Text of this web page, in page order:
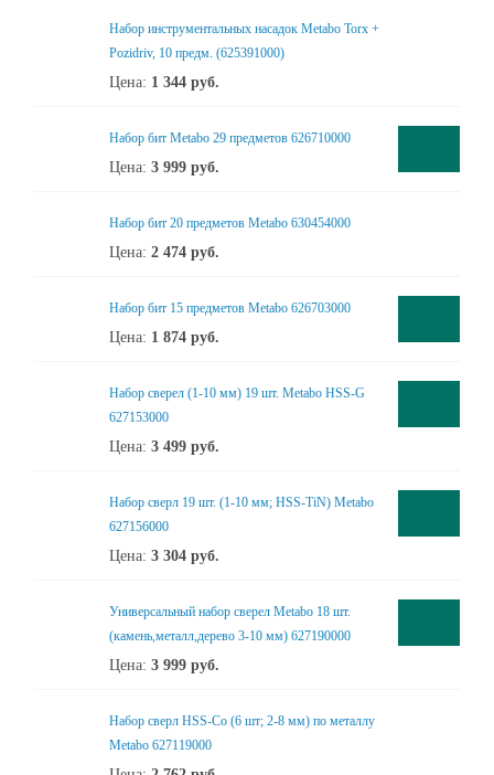
Набор инструментальных насадок Metabo Torx +
Pozidriv, 10 предм. (625391000)
Цена: 1 344 руб.
Набор бит Metabo 29 предметов 626710000
Цена: 3 999 руб.
Набор бит 20 предметов Metabo 630454000
Цена: 2 474 руб.
Набор бит 15 предметов Metabo 626703000
Цена: 1 874 руб.
Набор сверел (1-10 мм) 19 шт. Metabo HSS-G
627153000
Цена: 3 499 руб.
Набор сверл 19 шт. (1-10 мм; HSS-TiN) Metabo
627156000
Цена: 3 304 руб.
Универсальный набор сверел Metabo 18 шт.
(камень,металл,дерево 3-10 мм) 627190000
Цена: 3 999 руб.
Набор сверл HSS-Co (6 шт; 2-8 мм) по металлу
Metabo 627119000